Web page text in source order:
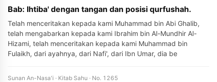
Bab: Ihtiba' dengan tangan dan posisi qurfushah.
Telah menceritakan kepada kami Muhammad bin Abi Ghalib,
telah mengabarkan kepada kami Ibrahim bin Al-Mundhir Al-
Hizami, telah menceritakan kepada kami Muhammad bin
Fulaikh, dari ayahnya, dari Nafi', dari Ibn Umar, dia be
Sunan An-Nasa'i · Kitab Sahu · No. 1265